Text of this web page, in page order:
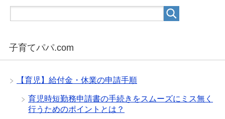
子育てパパ.com
【育児】給付金・休業の申請手順
育児時短勤務申請書の手続きをスムーズにミス無く
行うためのポイントとは？